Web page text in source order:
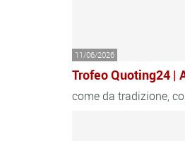
11/06/2026
Trofeo Quoting24 |
come da tradizione,